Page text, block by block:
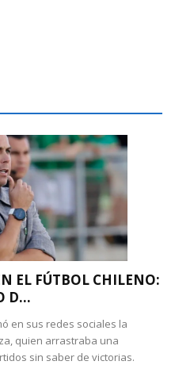
EL FÚTBOL CHILENO:
D...
en sus redes sociales la
quien arrastraba una
sin saber de victorias.